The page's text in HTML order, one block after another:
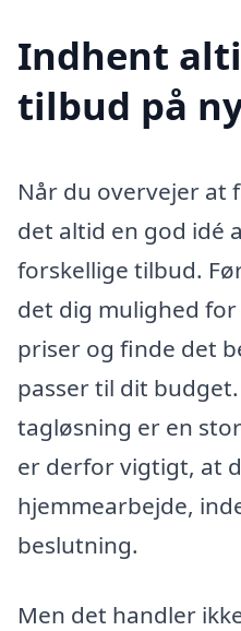
Indhent
tilbud på
Når du overvejer at
det altid en god idé
forskellige tilbud.
det dig mulighed
priser og finde det
passer til dit
tagløsning er en
er derfor vigtigt, at
hjemmearbejde,
beslutning.
Men det handler